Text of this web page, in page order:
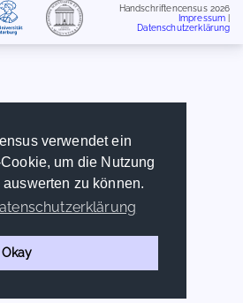
verwendet ein
um die Nutzung
zu können.
Okay
Handschriftencensus 2026
Impressum
Datenschutzerklärung